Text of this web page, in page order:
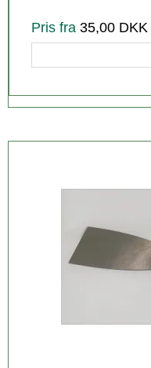
Pris fra 35,00 DKK